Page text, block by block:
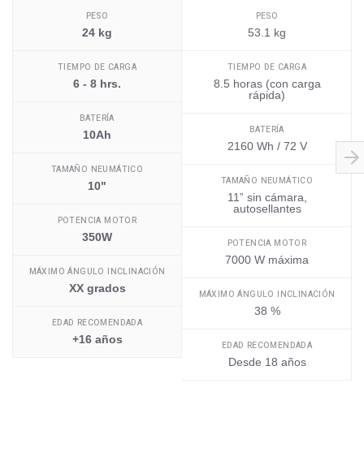
PESO
24 kg
TIEMPO DE CARGA
6 - 8 hrs.
BATERÍA
10Ah
TAMAÑO NEUMÁTICO
10"
POTENCIA MOTOR
350W
MÁXIMO ÁNGULO INCLINACIÓN
XX grados
EDAD RECOMENDADA
+16 años
PESO
53.1 kg
TIEMPO DE CARGA
8.5 horas (con carga
rápida)
BATERÍA
2160 Wh / 72 V
TAMAÑO NEUMÁTICO
11” sin cámara,
autosellantes
POTENCIA MOTOR
7000 W máxima
MÁXIMO ÁNGULO INCLINACIÓN
38 %
EDAD RECOMENDADA
Desde 18 años